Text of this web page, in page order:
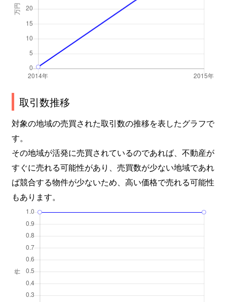
取引数推移
対象の地域の売買された取引数の推移を表したグラフで
す。
その地域が活発に売買されているのであれば、不動産が
すぐに売れる可能性があり、売買数が少ない地域であれ
ば競合する物件が少ないため、高い価格で売れる可能性
もあります。